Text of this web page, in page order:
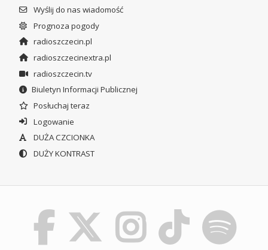
Wyślij do nas wiadomość
Prognoza pogody
radioszczecin.pl
radioszczecinextra.pl
radioszczecin.tv
Biuletyn Informacji Publicznej
Posłuchaj teraz
Logowanie
DUŻA CZCIONKA
DUŻY KONTRAST